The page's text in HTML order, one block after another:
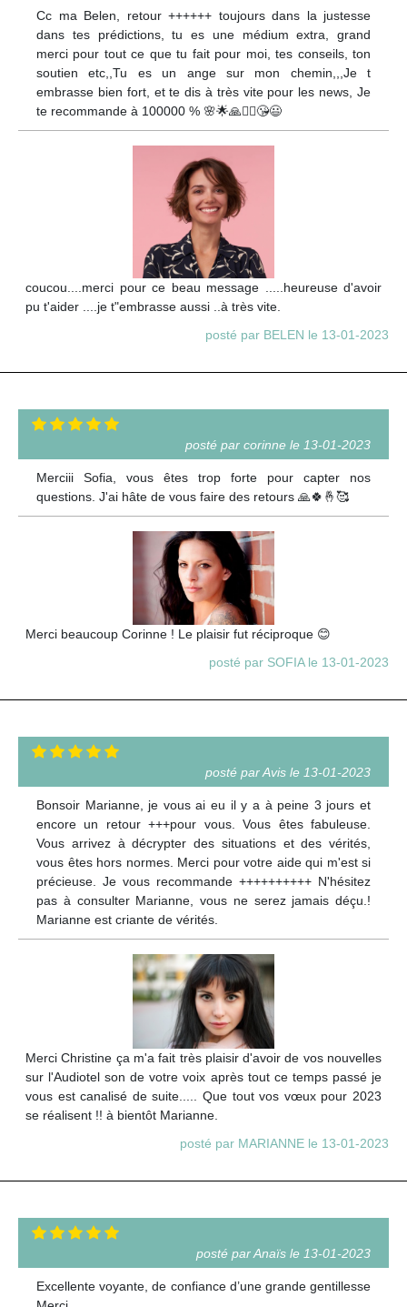
Cc ma Belen, retour ++++++ toujours dans la justesse
dans tes prédictions, tu es une médium extra, grand
merci pour tout ce que tu fait pour moi, tes conseils, ton
soutien etc,,Tu es un ange sur mon chemin,,,Je t
embrasse bien fort, et te dis à très vite pour les news, Je
te recommande à 100000 % 🌸🌟🙏🧚‍♀️😘😃
coucou....merci pour ce beau message .....heureuse d'avoir
pu t'aider ....je t"embrasse aussi ..à très vite.
posté par BELEN le 13-01-2023
posté par corinne le 13-01-2023
Merciii Sofia, vous êtes trop forte pour capter nos
questions. J'ai hâte de vous faire des retours 🙏🍀🤞🥰
Merci beaucoup Corinne ! Le plaisir fut réciproque 😊
posté par SOFIA le 13-01-2023
posté par Avis le 13-01-2023
Bonsoir Marianne, je vous ai eu il y a à peine 3 jours et
encore un retour +++pour vous. Vous êtes fabuleuse.
Vous arrivez à décrypter des situations et des vérités,
vous êtes hors normes. Merci pour votre aide qui m'est si
précieuse. Je vous recommande ++++++++++ N'hésitez
pas à consulter Marianne, vous ne serez jamais déçu.!
Marianne est criante de vérités.
Merci Christine ça m'a fait très plaisir d'avoir de vos nouvelles
sur l'Audiotel son de votre voix après tout ce temps passé je
vous est canalisé de suite..... Que tout vos vœux pour 2023
se réalisent !! à bientôt Marianne.
posté par MARIANNE le 13-01-2023
posté par Anaïs le 13-01-2023
Excellente voyante, de confiance d’une grande gentillesse